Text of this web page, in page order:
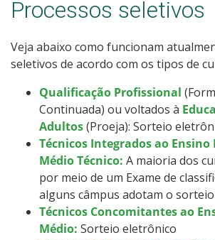
Processos seletivos
Veja abaixo como funcionam
seletivos de acordo com os tipos de
Qualificação Profissional
Continuada) ou voltados à
Adultos(Proeja): Sorteio
Técnicos Integrados ao
Médio Técnico: A maioria dos
por meio de um Exame de
alguns câmpus adotam o
Técnicos Concomitantes ao
Médio: Sorteio eletrônico